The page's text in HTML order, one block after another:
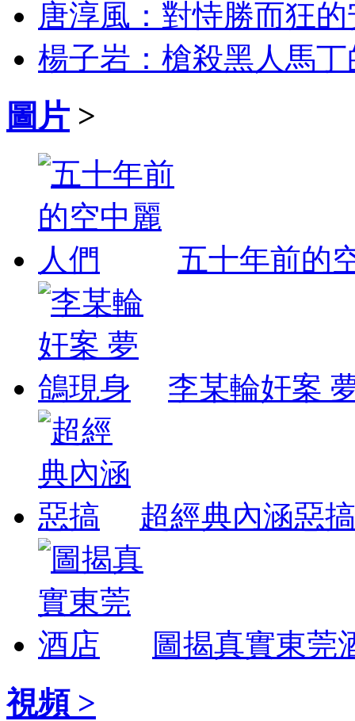
唐淳風：對恃勝而狂
楊子岩：槍殺黑人馬
圖片 >
五十年前的
李某輪奸案
超經典內涵惡搞
圖揭真實東莞
視頻 >